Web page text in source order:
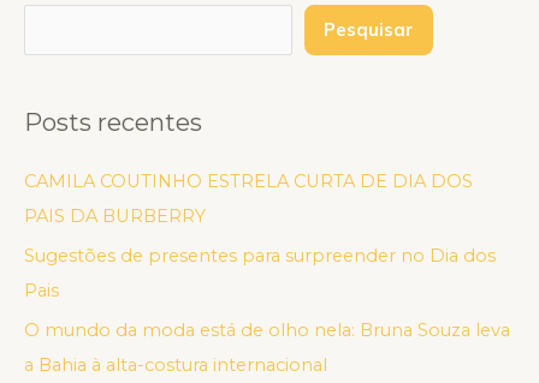
Pesquisar
Posts recentes
CAMILA COUTINHO ESTRELA CURTA DE DIA DOS
PAIS DA BURBERRY
Sugestões de presentes para surpreender no Dia dos
Pais
O mundo da moda está de olho nela: Bruna Souza leva
a Bahia à alta-costura internacional